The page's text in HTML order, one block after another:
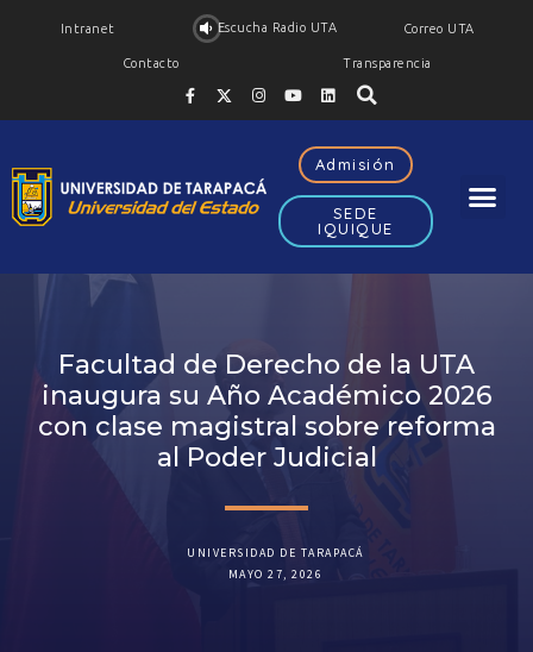
Intranet Escucha Radio UTA Correo UTA
Contacto Transparencia
Admisión
SEDE
IQUIQUE
Facultad de Derecho de la UTA
inaugura su Año Académico 2026
con clase magistral sobre reforma
al Poder Judicial
UNIVERSIDAD DE TARAPACÁ
MAYO 27, 2026